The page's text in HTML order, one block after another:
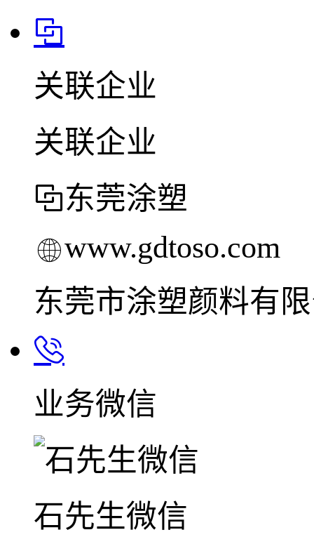
关联企业
关联企业
东莞涂塑
www.gdtoso.com
东莞市涂塑颜料有
业务微信
石先生微信